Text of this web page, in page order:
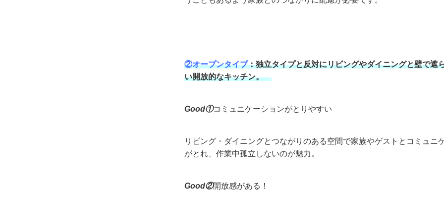
②オープンタイプ：独立タイプと反対にリビングやダイニングと壁で遮
い開放的なキッチン。
Good①コミュニケーションがとりやすい
リビング・ダイニングとつながりのある空間で家族やゲストとコミュニ
がとれ、作業中孤立しないのが魅力。
Good②開放感がある！